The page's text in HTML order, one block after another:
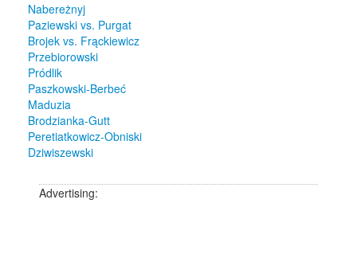
Nabereżnyj
Paziewski vs. Purgat
Brojek vs. Frąckiewicz
Przebiorowski
Pródlik
Paszkowski-Berbeć
Maduzia
Brodzianka-Gutt
Peretiatkowicz-Obniski
Dziwiszewski
Advertising: